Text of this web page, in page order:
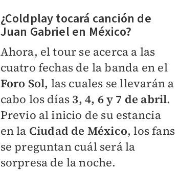
¿Coldplay tocará canción de
Juan Gabriel en México? ​
Ahora, el tour se acerca a las
cuatro fechas de la banda en el
Foro Sol, las cuales se llevarán a
cabo los días 3, 4, 6 y 7 de abril.
Previo al inicio de su estancia
en la Ciudad de México, los fans
se preguntan cuál será la
sorpresa de la noche.